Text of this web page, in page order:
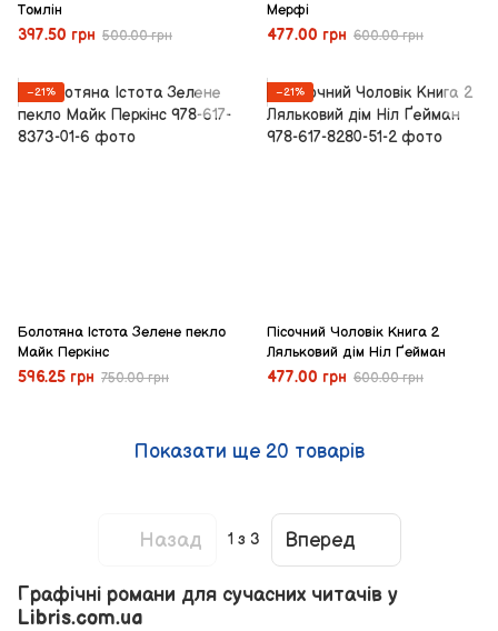
Томлін
397.50 грн 500.00 грн
Мерфі
477.00 грн 600.00 грн
−21%
Болотяна Істота Зелене пекло
Майк Перкінс
596.25 грн 750.00 грн
−21%
Пісочний Чоловік Книга 2
Ляльковий дім Ніл Ґейман
477.00 грн 600.00 грн
Показати ще 20 товарів
Назад 1 з 3 Вперед
Графічні романи для сучасних читачів у
Libris.com.ua